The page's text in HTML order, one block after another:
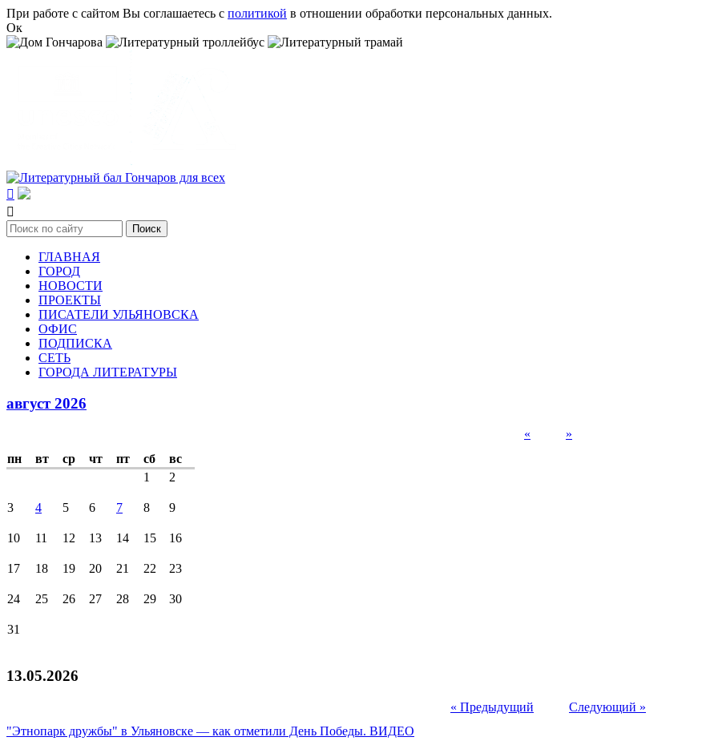
Перейти к основному содержанию
При работе с сайтом Вы соглашаетесь с политикой в отношении обработки персональных данных.
Ок


Поиск
ГЛАВНАЯ
ГОРОД
НОВОСТИ
ПРОЕКТЫ
ПИСАТЕЛИ УЛЬЯНОВСКА
ОФИС
ПОДПИСКА
СЕТЬ
ГОРОДА ЛИТЕРАТУРЫ
август 2026
«
»
пн
вт ср чт пт сб
вс
1
2
3 4 5 6 7 8 9
10 11 12 13 14 15 16
17 18 19 20 21 22 23
24 25 26 27 28 29 30
31
13.05.2026
« Предыдущий
Следующий »
"Этнопарк дружбы" в Ульяновске — как отметили День Победы. ВИДЕО